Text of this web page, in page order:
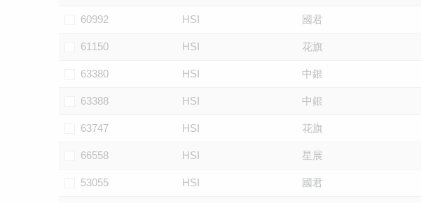
60992 HSI 國君
61150 HSI 花旗
63380 HSI 中銀
63388 HSI 中銀
63747 HSI 花旗
66558 HSI 星展
53055 HSI 國君